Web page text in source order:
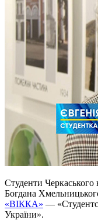
Студенти Черкаського
Богдана
«ВІККА» —
України».